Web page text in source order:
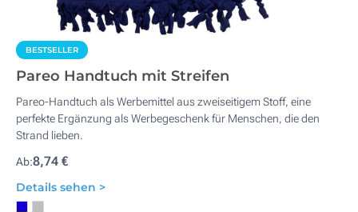
BESTSELLER
Pareo Handtuch mit Streifen
Pareo-Handtuch als Werbemittel aus zweiseitigem Stoff, eine
perfekte Ergänzung als Werbegeschenk für Menschen, die den
Strand lieben.
Ab:8,74 €
Details sehen >